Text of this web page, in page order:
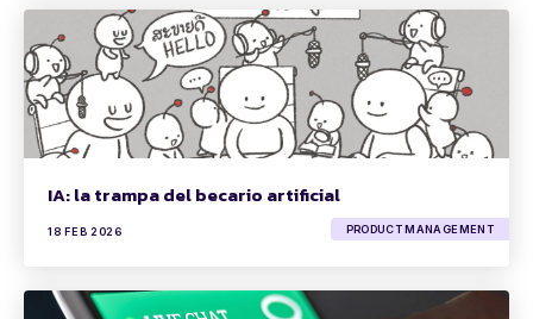
IA: la trampa del becario artificial
18 FEB 2026 PRODUCT MANAGEMENT